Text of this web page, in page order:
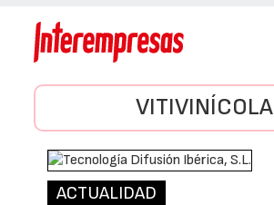
VITIVINÍCOLA
ACTUALIDAD